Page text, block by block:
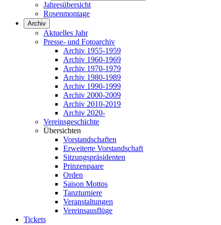
Jahresübersicht
Rosenmontage
Archiv
Aktuelles Jahr
Presse- und Fotoarchiv
Archiv 1955-1959
Archiv 1960-1969
Archiv 1970-1979
Archiv 1980-1989
Archiv 1990-1999
Archiv 2000-2009
Archiv 2010-2019
Archiv 2020-
Vereinsgeschichte
Übersichten
Vorstandschaften
Erweiterte Vorstandschaft
Sitzungspräsidenten
Prinzenpaare
Orden
Saison Mottos
Tanzturniere
Veranstaltungen
Vereinsausflüge
Tickets